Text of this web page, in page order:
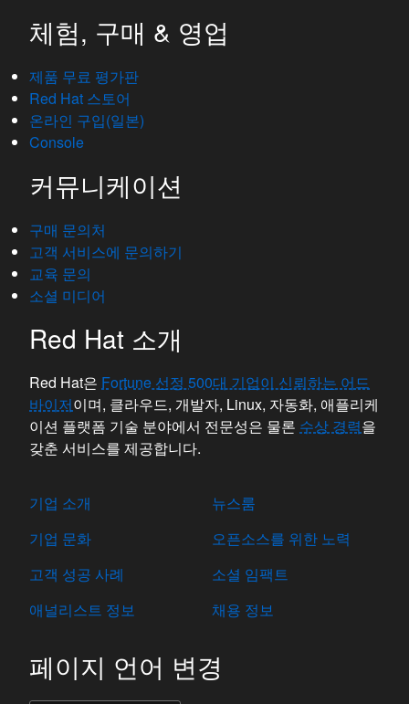
체험, 구매 & 영업
제품 무료 평가판
Red Hat 스토어
온라인 구입(일본)
Console
커뮤니케이션
구매 문의처
고객 서비스에 문의하기
교육 문의
소셜 미디어
Red Hat 소개
Red Hat은 Fortune 선정 500대 기업이 신뢰하는 어드
바이저이며, 클라우드, 개발자, Linux, 자동화, 애플리케
이션 플랫폼 기술 분야에서 전문성은 물론 수상 경력을
갖춘 서비스를 제공합니다.
기업 소개
기업 문화
고객 성공 사례
애널리스트 정보
뉴스룸
오픈소스를 위한 노력
소셜 임팩트
채용 정보
페이지 언어 변경